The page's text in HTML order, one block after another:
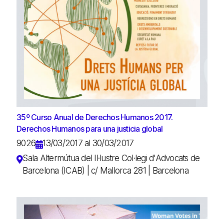
35º Curso Anual de Derechos Humanos 2017.
Derechos Humanos para una justicia global
9026
13/03/2017 al 30/03/2017
Sala Altermútua del Il·lustre Col·legi d'Advocats de
Barcelona (ICAB) | c/ Mallorca 281 | Barcelona